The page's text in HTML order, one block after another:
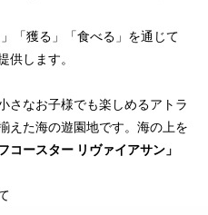
「獲る」「食べる」を通じて
供します。
さなお子様でも楽しめるアトラ
えた海の遊園地です。海の上を
コースター リヴァイアサン」